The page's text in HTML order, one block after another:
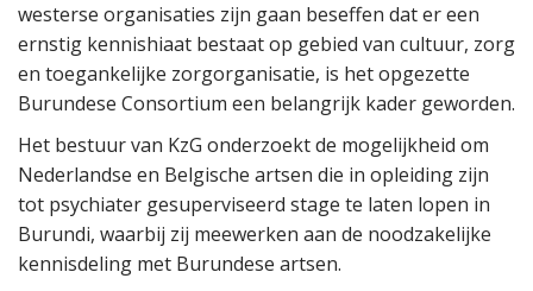
westerse organisaties zijn gaan beseffen dat er een
ernstig kennishiaat bestaat op gebied van cultuur, zorg
en toegankelijke zorgorganisatie, is het opgezette
Burundese Consortium een belangrijk kader geworden.
Het bestuur van KzG onderzoekt de mogelijkheid om
Nederlandse en Belgische artsen die in opleiding zijn
tot psychiater gesuperviseerd stage te laten lopen in
Burundi, waarbij zij meewerken aan de noodzakelijke
kennisdeling met Burundese artsen.